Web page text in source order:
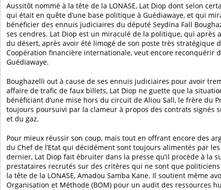
Aussitôt nommé à la tête de la LONASE, Lat Diop dont selon
qui était en quête d’une base politique à Guédiawaye, et qui
bénéficier des ennuis judiciaires du député Seydina Fall
ses cendres. Lat Diop est un miraculé de la politique, qui après
du désert, après avoir été limogé de son poste très stratégique
Coopération financière internationale, veut encore reconquérir
Guédiawaye.
Boughazelli out à cause de ses ennuis judiciaires pour avoir
affaire de trafic de faux billets, Lat Diop ne guette que la
bénéficiant d’une mise hors du circuit de Aliou Sall, le frère du
toujours poursuivi par la clameur à propos des contrats signés
et du gaz.
Pour mieux réussir son coup, mais tout en offrant encore des
du Chef de l’Etat qui décidément sont toujours alimentés par
dernier, Lat Diop fait ébruiter dans la presse qu’il procède à la
prestataires recrutés sur des critères qui ne sont que
la tête de la LONASE, Amadou Samba Kane. Il soutient même
Organisation et Méthode (BOM) pour un audit des ressources